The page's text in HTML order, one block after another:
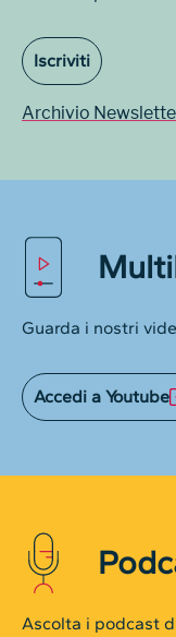
Iscriviti
Archivio
Guarda i nostri
Accedi a Youtube
Ascolta i podcast